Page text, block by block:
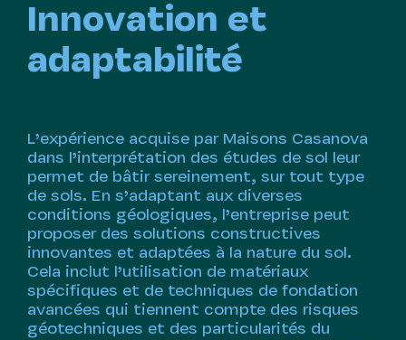
Innovation et
adaptabilité
L’expérience acquise par Maisons Casanova
dans l’interprétation des études de sol leur
permet de bâtir sereinement, sur tout type
de sols. En s’adaptant aux diverses
conditions géologiques, l’entreprise peut
proposer des solutions constructives
innovantes et adaptées à la nature du sol.
Cela inclut l’utilisation de matériaux
spécifiques et de techniques de fondation
avancées qui tiennent compte des risques
géotechniques et des particularités du